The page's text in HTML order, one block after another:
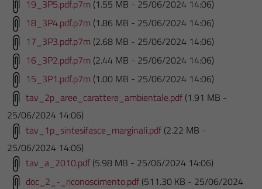
19_3P5.pdf.p7m (1.55 MB - 25/06/2024 14:06)
18_3P4.pdf.p7m (1.86 MB - 25/06/2024 14:06)
17_3P3.pdf.p7m (2.68 MB - 25/06/2024 14:06)
16_3P2.pdf.p7m (2.44 MB - 25/06/2024 14:06)
15_3P1.pdf.p7m (1.00 MB - 25/06/2024 14:06)
tav_2p_aree_carattere_ambientale.pdf (1.91 MB -
25/06/2024 14:06)
tav_1p_sintesifasce_marginali.pdf (2.22 MB -
25/06/2024 14:06)
tav_a_2010.pdf (5.98 MB - 25/06/2024 14:06)
doc_2_-_riconoscimento.pdf (511.30 KB - 25/06/2024